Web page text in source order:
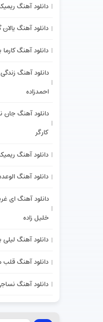
دانلود آهنگ
دانلود آهنگ
دانلود آهنگ
دانلود آهنگ
احمدزاده
دانلود آهنگ جان
کارگر
دانلود آهنگ
دانلود آهنگ
دانلود آهنگ ای
خلیل زاده
دانلود آهنگ
دانلود آهنگ قلب
دانلود آهنگ